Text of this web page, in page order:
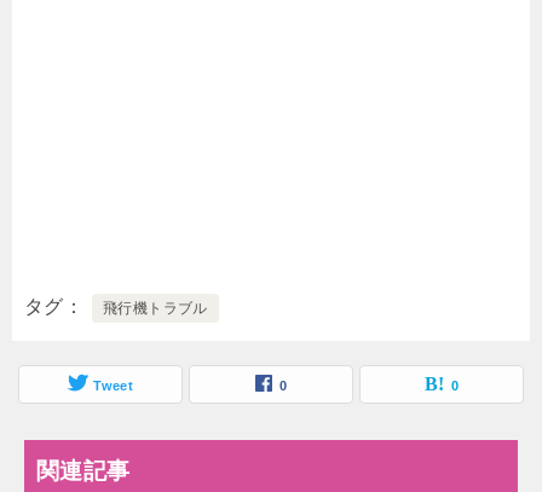
タグ 飛行機トラブル
Tweet 0 0
関連記事